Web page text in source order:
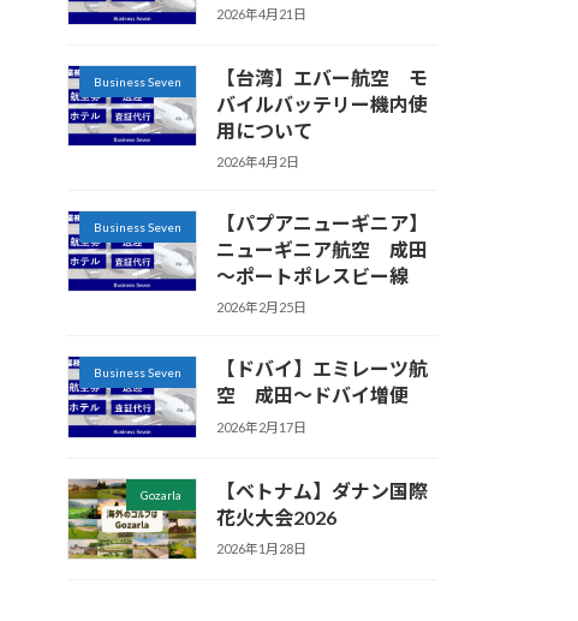
2026年4月21日
Business Seven
【台湾】エバー航空 モ
バイルバッテリー機内使
用について
2026年4月2日
Business Seven
【パプアニューギニア】
ニューギニア航空 成田
～ポートポレスビー線
2026年2月25日
Business Seven
【ドバイ】エミレーツ航
空 成田～ドバイ増便
2026年2月17日
Gozarla
【ベトナム】ダナン国際
花火大会2026
2026年1月28日